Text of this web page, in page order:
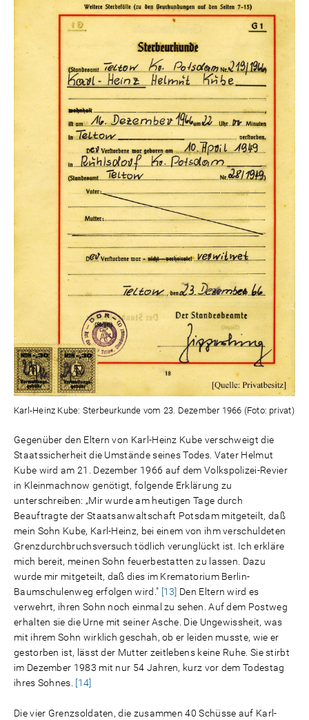
Karl-Heinz Kube: Sterbeurkunde vom 23. Dezember 1966 (Foto: privat)
Gegenüber den Eltern von Karl-Heinz Kube verschweigt die
Staatssicherheit die Umstände seines Todes. Vater Helmut
Kube wird am 21. Dezember 1966 auf dem Volkspolizei-Revier
in Kleinmachnow genötigt, folgende Erklärung zu
unterschreiben: „Mir wurde am heutigen Tage durch
Beauftragte der Staatsanwaltschaft Potsdam mitgeteilt, daß
mein Sohn Kube, Karl-Heinz, bei einem von ihm verschuldeten
Grenzdurchbruchsversuch tödlich verunglückt ist. Ich erkläre
mich bereit, meinen Sohn feuerbestatten zu lassen. Dazu
wurde mir mitgeteilt, daß dies im Krematorium Berlin-
Baumschulenweg erfolgen wird." [13] Den Eltern wird es
verwehrt, ihren Sohn noch einmal zu sehen. Auf dem Postweg
erhalten sie die Urne mit seiner Asche. Die Ungewissheit, was
mit ihrem Sohn wirklich geschah, ob er leiden musste, wie er
gestorben ist, lässt der Mutter zeitlebens keine Ruhe. Sie stirbt
im Dezember 1983 mit nur 54 Jahren, kurz vor dem Todestag
ihres Sohnes. [14]
Die vier Grenzsoldaten, die zusammen 40 Schüsse auf Karl-